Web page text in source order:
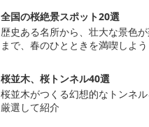
全国の桜絶景スポット20選
歴史ある名所から、壮大な景色
まで、春のひとときを満喫しよう
桜並木、桜トンネル40選
桜並木がつくる幻想的なトンネ
厳選して紹介